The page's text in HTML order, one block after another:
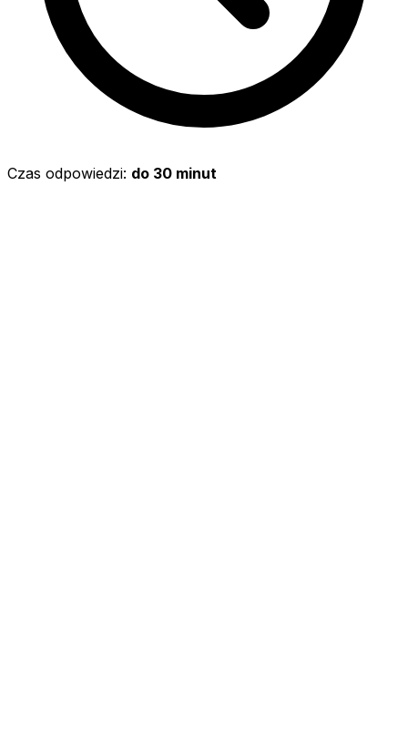
Czas odpowiedzi: do 30 minut